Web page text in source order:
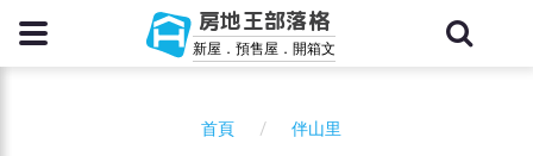
房地王部落格
新屋．預售屋．開箱文
首頁 伴山里